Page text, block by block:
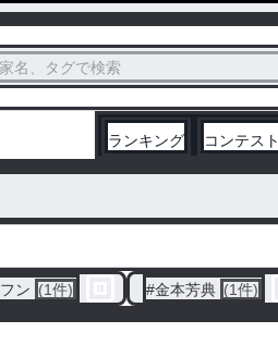
名、タグで検索
ランキング コンテスト
ン (1件) #金本芳典 (1件)